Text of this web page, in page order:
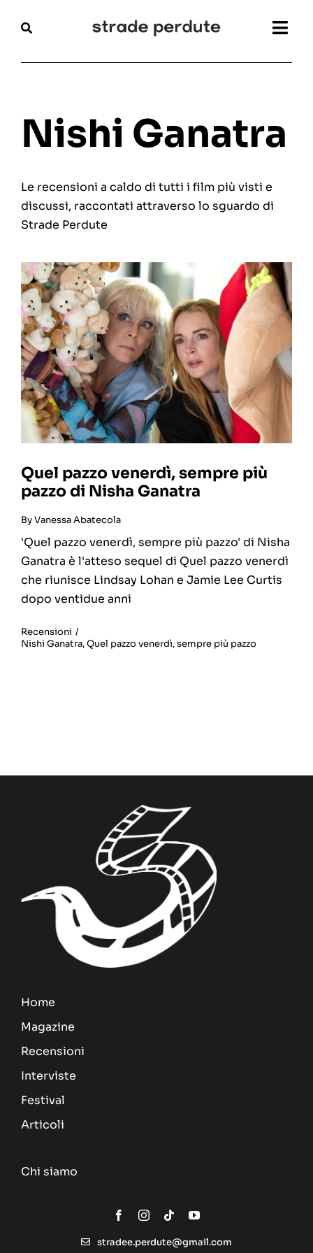
Magazine
Interviste
Articoli
Chi siamo
Nishi Ganatra
Le recensioni a caldo di tutti i film più visti e
discussi, raccontati attraverso lo sguardo di
Strade Perdute
Quel pazzo venerdì, sempre più
pazzo di Nisha Ganatra
ByVanessa Abatecola
'Quel pazzo venerdì, sempre più pazzo' di Nisha
Ganatra è l'atteso sequel di Quel pazzo venerdì
che riunisce Lindsay Lohan e Jamie Lee Curtis
dopo ventidue anni
Recensioni /
Nishi Ganatra,Quel pazzo venerdì,sempre più pazzo
Home
Magazine
Recensioni
Interviste
Festival
Articoli
Chi siamo
stradee.perdute@gmail.com